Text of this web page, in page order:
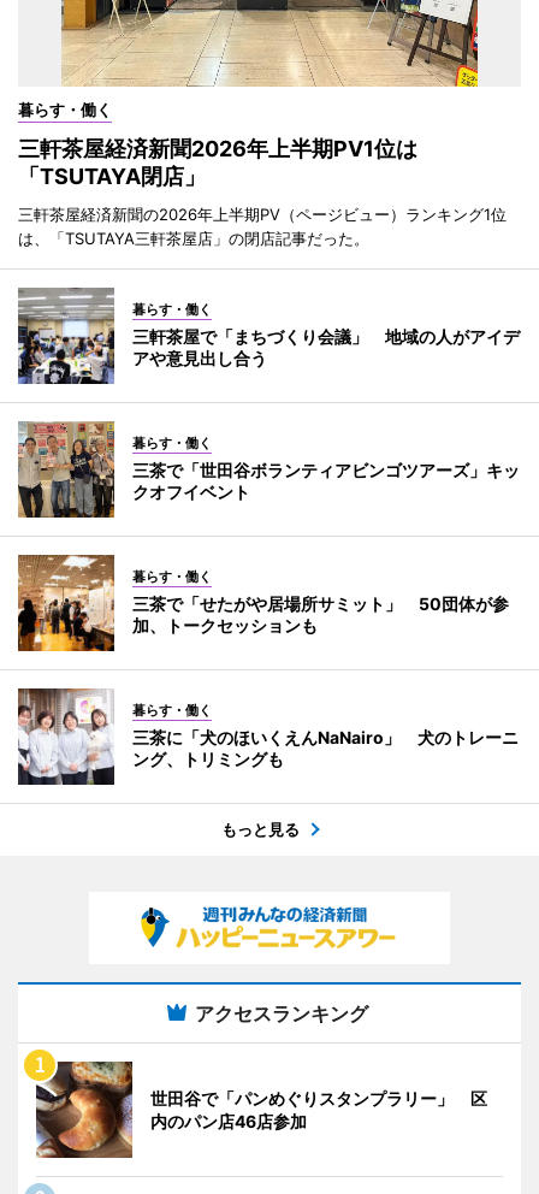
暮らす・働く
三軒茶屋経済新聞2026年上半期PV1位は
「TSUTAYA閉店」
三軒茶屋経済新聞の2026年上半期PV（ページビュー）ランキング1位
は、「TSUTAYA三軒茶屋店」の閉店記事だった。
暮らす・働く
三軒茶屋で「まちづくり会議」 地域の人がアイデ
アや意見出し合う
暮らす・働く
三茶で「世田谷ボランティアビンゴツアーズ」キッ
クオフイベント
暮らす・働く
三茶で「せたがや居場所サミット」 50団体が参
加、トークセッションも
暮らす・働く
三茶に「犬のほいくえんNaNairo」 犬のトレーニ
ング、トリミングも
もっと見る
アクセスランキング
世田谷で「パンめぐりスタンプラリー」 区
内のパン店46店参加